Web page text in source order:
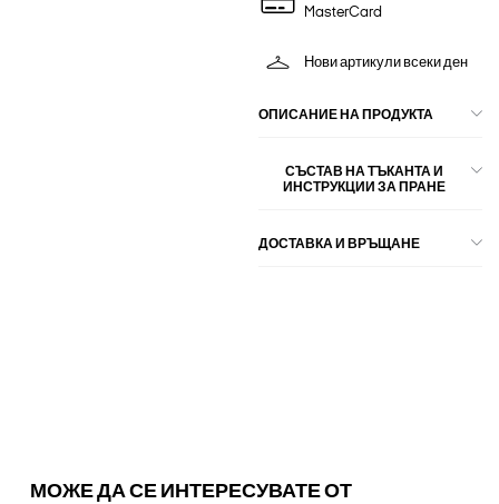
MasterCard
Нови артикули всеки ден
ОПИСАНИЕ НА ПРОДУКТА
СЪСТАВ НА ТЪКАНТА И
ИНСТРУКЦИИ ЗА ПРАНЕ
ДОСТАВКА И ВРЪЩАНЕ
МОЖЕ ДА СЕ ИНТЕРЕСУВАТЕ ОТ